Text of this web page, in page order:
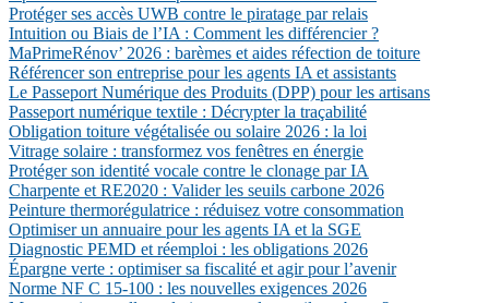
Protéger ses accès UWB contre le piratage par relais
Intuition ou Biais de l’IA : Comment les différencier ?
MaPrimeRénov’ 2026 : barèmes et aides réfection de toiture
Référencer son entreprise pour les agents IA et assistants
Le Passeport Numérique des Produits (DPP) pour les artisans
Passeport numérique textile : Décrypter la traçabilité
Obligation toiture végétalisée ou solaire 2026 : la loi
Vitrage solaire : transformez vos fenêtres en énergie
Protéger son identité vocale contre le clonage par IA
Charpente et RE2020 : Valider les seuils carbone 2026
Peinture thermorégulatrice : réduisez votre consommation
Optimiser un annuaire pour les agents IA et la SGE
Diagnostic PEMD et réemploi : les obligations 2026
Épargne verte : optimiser sa fiscalité et agir pour l’avenir
Norme NF C 15-100 : les nouvelles exigences 2026